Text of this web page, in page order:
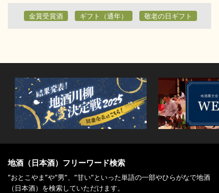
地酒用語集 地酒解体新書
お楽しみコンテンツ
歳時記 地酒蔵元会検定
金賞受賞酒 ギフト（通年） 敬老の日ギフト
地酒（日本酒）フリーワード検索
“おとこやま”や“男”、”甘い”といった単語の一部やひらがなで地酒
（日本酒）を検索していただけます。